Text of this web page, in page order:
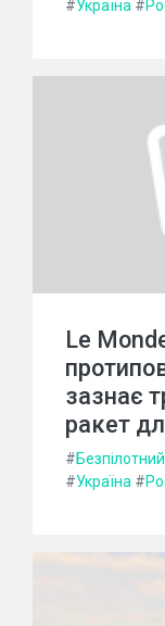
#Україна #
Le
зазнає
ракет
#
#Україна #